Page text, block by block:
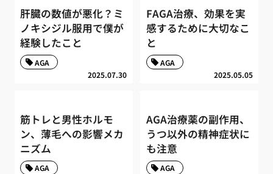
肝臓の数値が悪化？ミ
ノキシジル服用で僕が
経験したこと
2025.07.30
AGA
FAGA治療、効果を実
感するために大切なこ
と
2025.05.05
AGA
筋トレと男性ホルモ
ン、薄毛への影響メカ
ニズム
AGA
AGA治療薬の副作用、
うつ以外の精神症状に
も注意
AGA